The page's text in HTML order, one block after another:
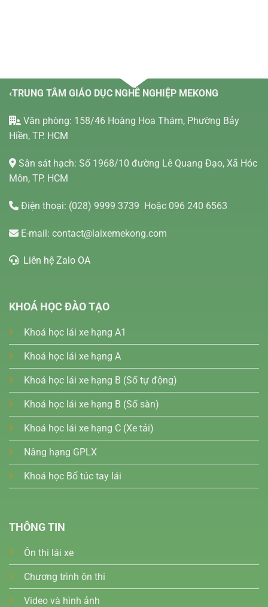
‹TRUNG TÂM GIÁO DỤC NGHỀ NGHIỆP MEKONG
Văn phòng: 158/46 Hoàng Hoa Thám, Phường Bảy
Hiền, TP. HCM
Sân sát hạch: Số 1968/10 đường Lê Quang Đạo, Xã Hóc
Môn, TP. HCM
Điện thoại: (028) 9999 3739 Hoặc 096 240 6563
E-mail: contact@laixemekong.com
Liên hệ Zalo OA
KHOÁ HỌC ĐÀO TẠO
Khoá học lái xe hạng A1
Khoá học lái xe hạng A
Khoá học lái xe hạng B (Số tự động)
Khoá học lái xe hạng B (Số sàn)
Khoá học lái xe hạng C (Xe tải)
Nâng hạng GPLX
Khoá học Bổ túc tay lái
THÔNG TIN
Ôn thi lái xe
Chương trình ôn thi
Video và hình ảnh